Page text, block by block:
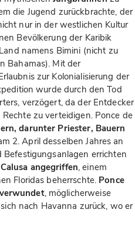
die Jugend zurückbrachte, der
nur in der westlichen Kultur
Bevölkerung der Karibik
namens Bimini (nicht zu
Bahamas). Mit der
zur Kolonialisierung der
wurde durch den Tod
verzögert, da der Entdecker
zu verteidigen. Ponce de
darunter Priester, Bauern
2. April desselben Jahres an
Befestigungsanlagen errichten
angegriffen, einem
Floridas beherrschte. Ponce
, möglicherweise
nach Havanna zurück, wo er